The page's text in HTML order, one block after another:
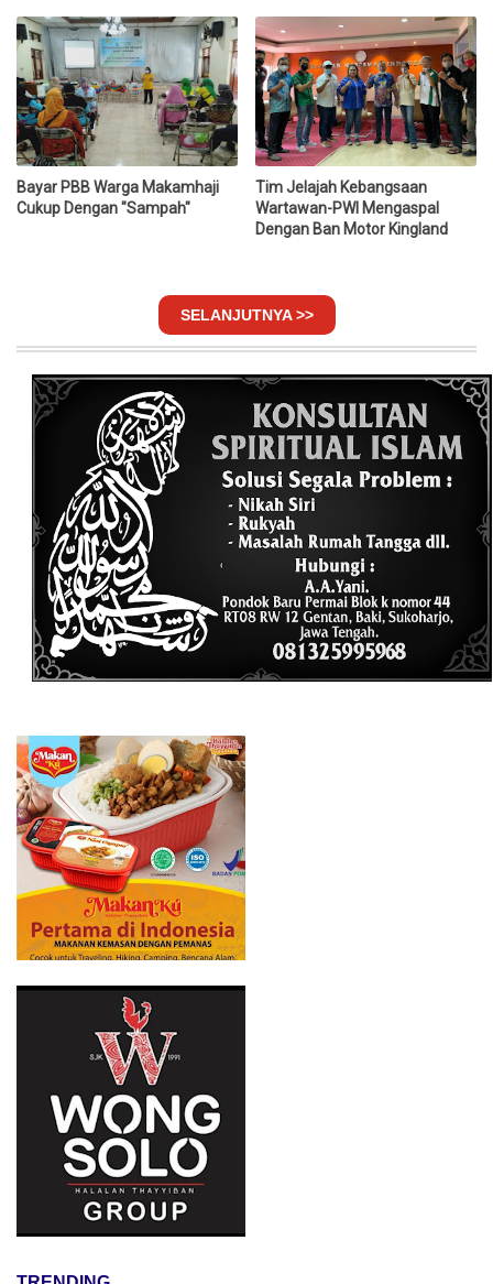
Bayar PBB Warga Makamhaji
Cukup Dengan "Sampah"
Tim Jelajah Kebangsaan
Wartawan-PWI Mengaspal
Dengan Ban Motor Kingland
SELANJUTNYA >>